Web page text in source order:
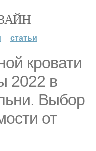
статьи
кровати
2022 в
Выбор
от